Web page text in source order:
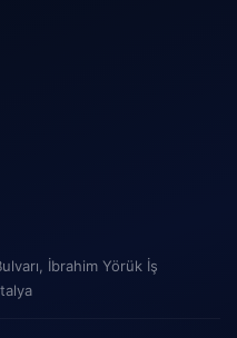
İbrahim Yörük İş